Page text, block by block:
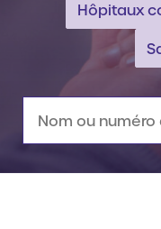
Hôpitaux